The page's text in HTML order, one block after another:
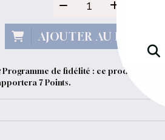
AJOUTER AU PANIER
Programme de fidélité : ce produit vous
7Points.